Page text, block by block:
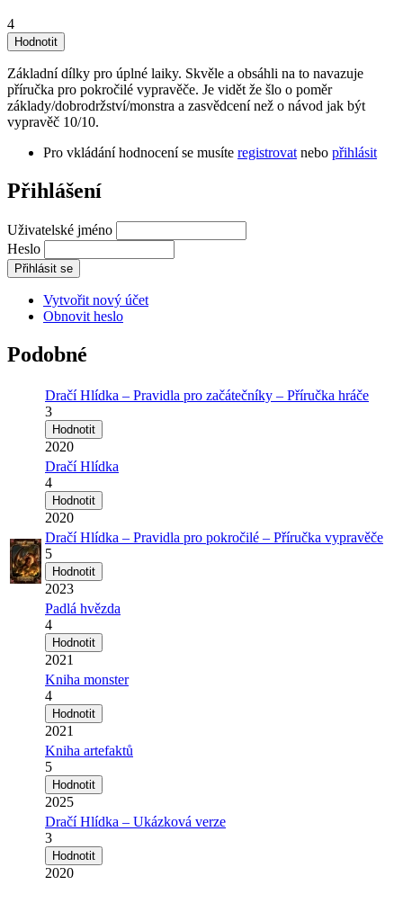
4
Základní dílky pro úplné laiky. Skvěle a obsáhli na to navazuje
příručka pro pokročilé vypravěče. Je vidět že šlo o poměr
základy/dobrodržství/monstra a zasvědcení než o návod jak být
vypravěč 10/10.
Pro vkládání hodnocení se musíte registrovat nebo přihlásit
Přihlášení
Uživatelské jméno
Heslo
Vytvořit nový účet
Obnovit heslo
Podobné
Dračí Hlídka – Pravidla pro začátečníky – Příručka hráče
3
2020
Dračí Hlídka
4
2020
Dračí Hlídka – Pravidla pro pokročilé – Příručka vypravěče
5
2023
Padlá hvězda
4
2021
Kniha monster
4
2021
Kniha artefaktů
5
2025
Dračí Hlídka – Ukázková verze
3
2020